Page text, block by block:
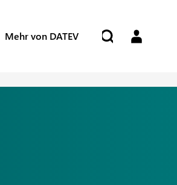
Mehr von DATEV